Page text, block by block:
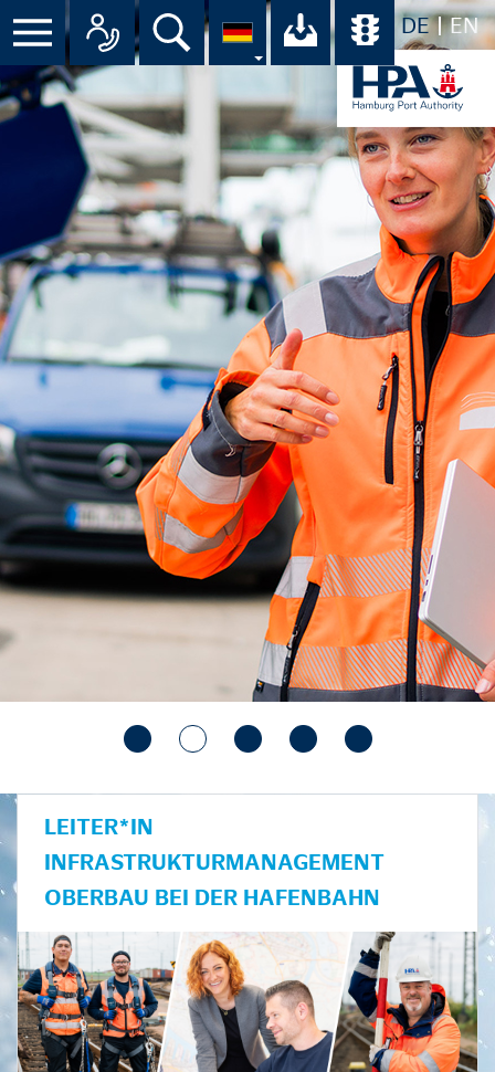
DE EN
Menü Alle Ansprechpartner im
Suche Ihr Download-
LEITER*IN
INFRASTRUKTURMANAGEMENT
OBERBAU BEI DER HAFENBAHN